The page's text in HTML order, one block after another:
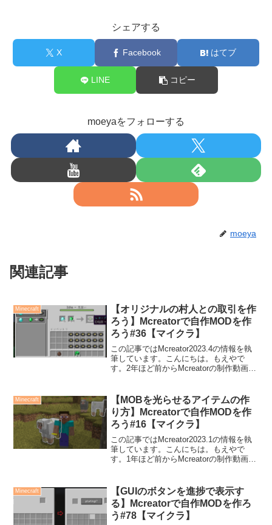
シェアする
X Facebook はてブ
LINE コピー
moeyaをフォローする
moeya
関連記事
Minecraft
【オリジナルの村人との取引を作
ろう】Mcreatorで自作MODを作
ろう#36【マイクラ】
この記事ではMcreator2023.4の情報を執
筆しています。こんにちは。もえやで
す。2年ほど前からMcreatorの制作動画を
ので、今回はCDを変えるように...
Minecraft
【MOBを光らせるアイテムの作
り方】Mcreatorで自作MODを作
ろう#16【マイクラ】
この記事ではMcreator2023.1の情報を執
筆しています。こんにちは。もえやで
す。1年ほど前からMcreatorの制作動画を
本記事の内容この記事では、MO...
Minecraft
【GUIのボタンを進捗で表示す
る】Mcreatorで自作MODを作ろ
う#78【マイクラ】